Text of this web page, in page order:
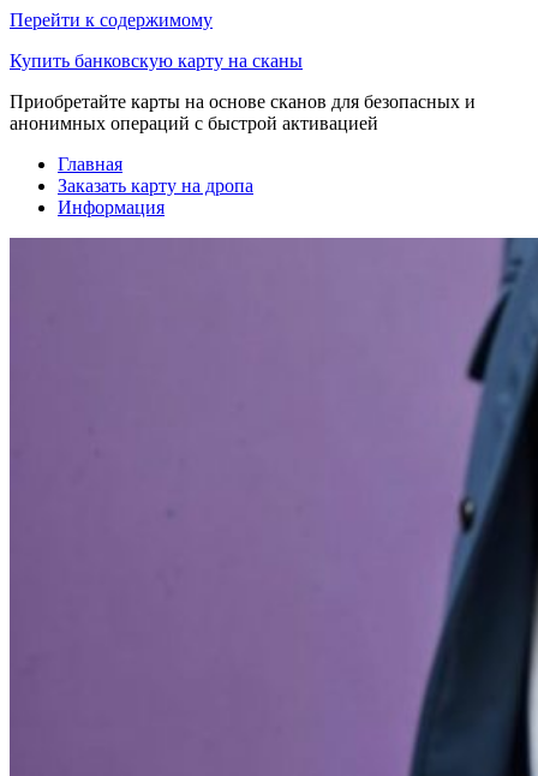
Перейти к содержимому
Купить банковскую карту на сканы
Приобретайте карты на основе сканов для безопасных и
анонимных операций с быстрой активацией
Главная
Заказать карту на дропа
Информация